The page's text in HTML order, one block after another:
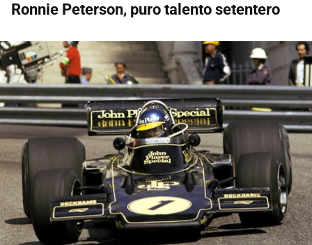
Ronnie Peterson, puro talento setentero